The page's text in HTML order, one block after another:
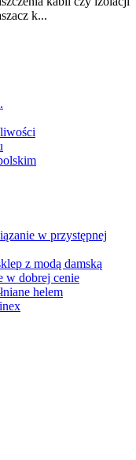
k...
w przystępnej
z modą damską
w dobrej cenie
helem